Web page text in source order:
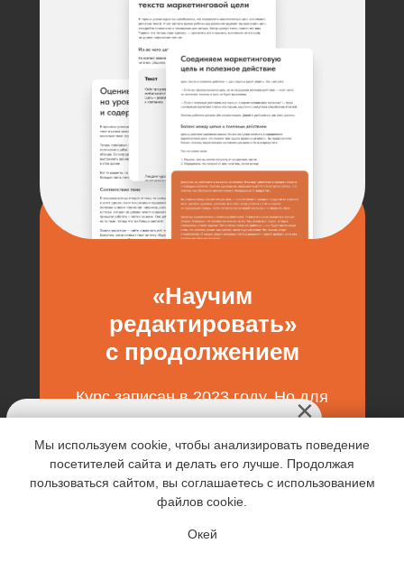
«Научим
редактировать»
с продолжением
Курс записан в 2023 году. Но для
покупателей тарифа
записывать дополнительные
уроки, видеоразборы, кейсы
по редактуре, проводить
вебинары. Будут материалы в том
числе о том, чего нет в курсе,
Мы используем cookie, чтобы анализировать поведение
посетителей сайта и делать его лучше. Продолжая
пользоваться сайтом, вы соглашаетесь с использованием
файлов cookie.
Окей